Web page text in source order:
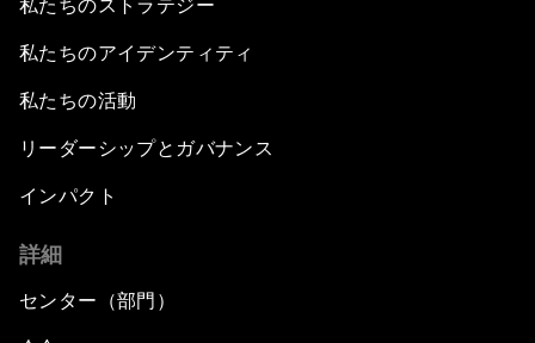
私たちのストラテジー
私たちのアイデンティティ
私たちの活動
リーダーシップとガバナンス
インパクト
詳細
センター（部門）